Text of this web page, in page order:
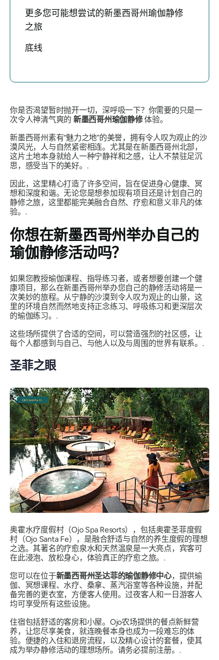
更多您可能想尝试的新墨西哥州瑜伽静修
之旅
底线
你是否渴望暂时抛开一切，深呼吸一下？你需要的只是一
次令人神清气爽的 新墨西哥州瑜伽静修体验。
新墨西哥州素有“魅力之地”的美誉，拥有令人叹为观止的沙
漠风光，人与自然紧密相连。尤其是在新墨西哥州北部，
这片土地本身就给人一种宁静祥和之感，让人不禁驻足沉
思，感受当下的美好。.
因此，这里精心打造了许多空间，旨在促进身心健康、冥
想和深度和谐。无论您是想参加现有项目还是计划自己的
静修之旅，这里都能完美融合自然、疗愈和意义非凡的体
验。.
你想在新墨西哥州举办自己的
瑜伽静修活动吗？
如果您教授瑜伽课程、指导练习者，或者想要创建一个健
康项目，那么在新墨西哥州举办您自己的静修活动将是一
次美妙的旅程。从宁静的沙漠到令人叹为观止的山景，这
里的环境自然而然地支持正念练习、呼吸练习和更深层次
的瑜伽练习。.
这些场所提供了合适的空间，可以营造强烈的社区感，让
每个人都感到与自己、与他人以及与周围的世界有联系。.
圣菲之眼
奥霍水疗度假村（Ojo Spa Resorts），包括奥霍圣菲度假
村（Ojo Santa Fe），是融合舒适与自然的养生度假的理想
之选。其著名的疗愈泉水和天然温泉是一大亮点，宾客可
在此浸泡、放松身心，体验真正的疗愈之旅。.
您可以在位于新墨西哥州圣达菲的瑜伽静修中心，提供瑜
伽、冥想课程、水疗、桑拿、蒸汽浴室等各种设施，并配
备完善的更衣室，方便客人使用。过夜客人和一日游客人
均可享受所有这些设施。
住宿包括舒适的客房和小屋。Ojo农场提供的餐点新鲜营
养，让您尽享美食，就连晚餐本身也成为一段难忘的体
验。便捷的入住和退房流程，以及精心设计的套餐，使其
成为举办静修活动的理想场所。请务必提前注册。.